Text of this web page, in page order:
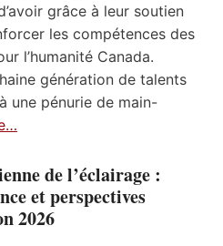
grâce à leur soutien
les compétences des
l’humanité Canada.
génération de talents
une pénurie de main-
de l’éclairage :
et perspectives
2026